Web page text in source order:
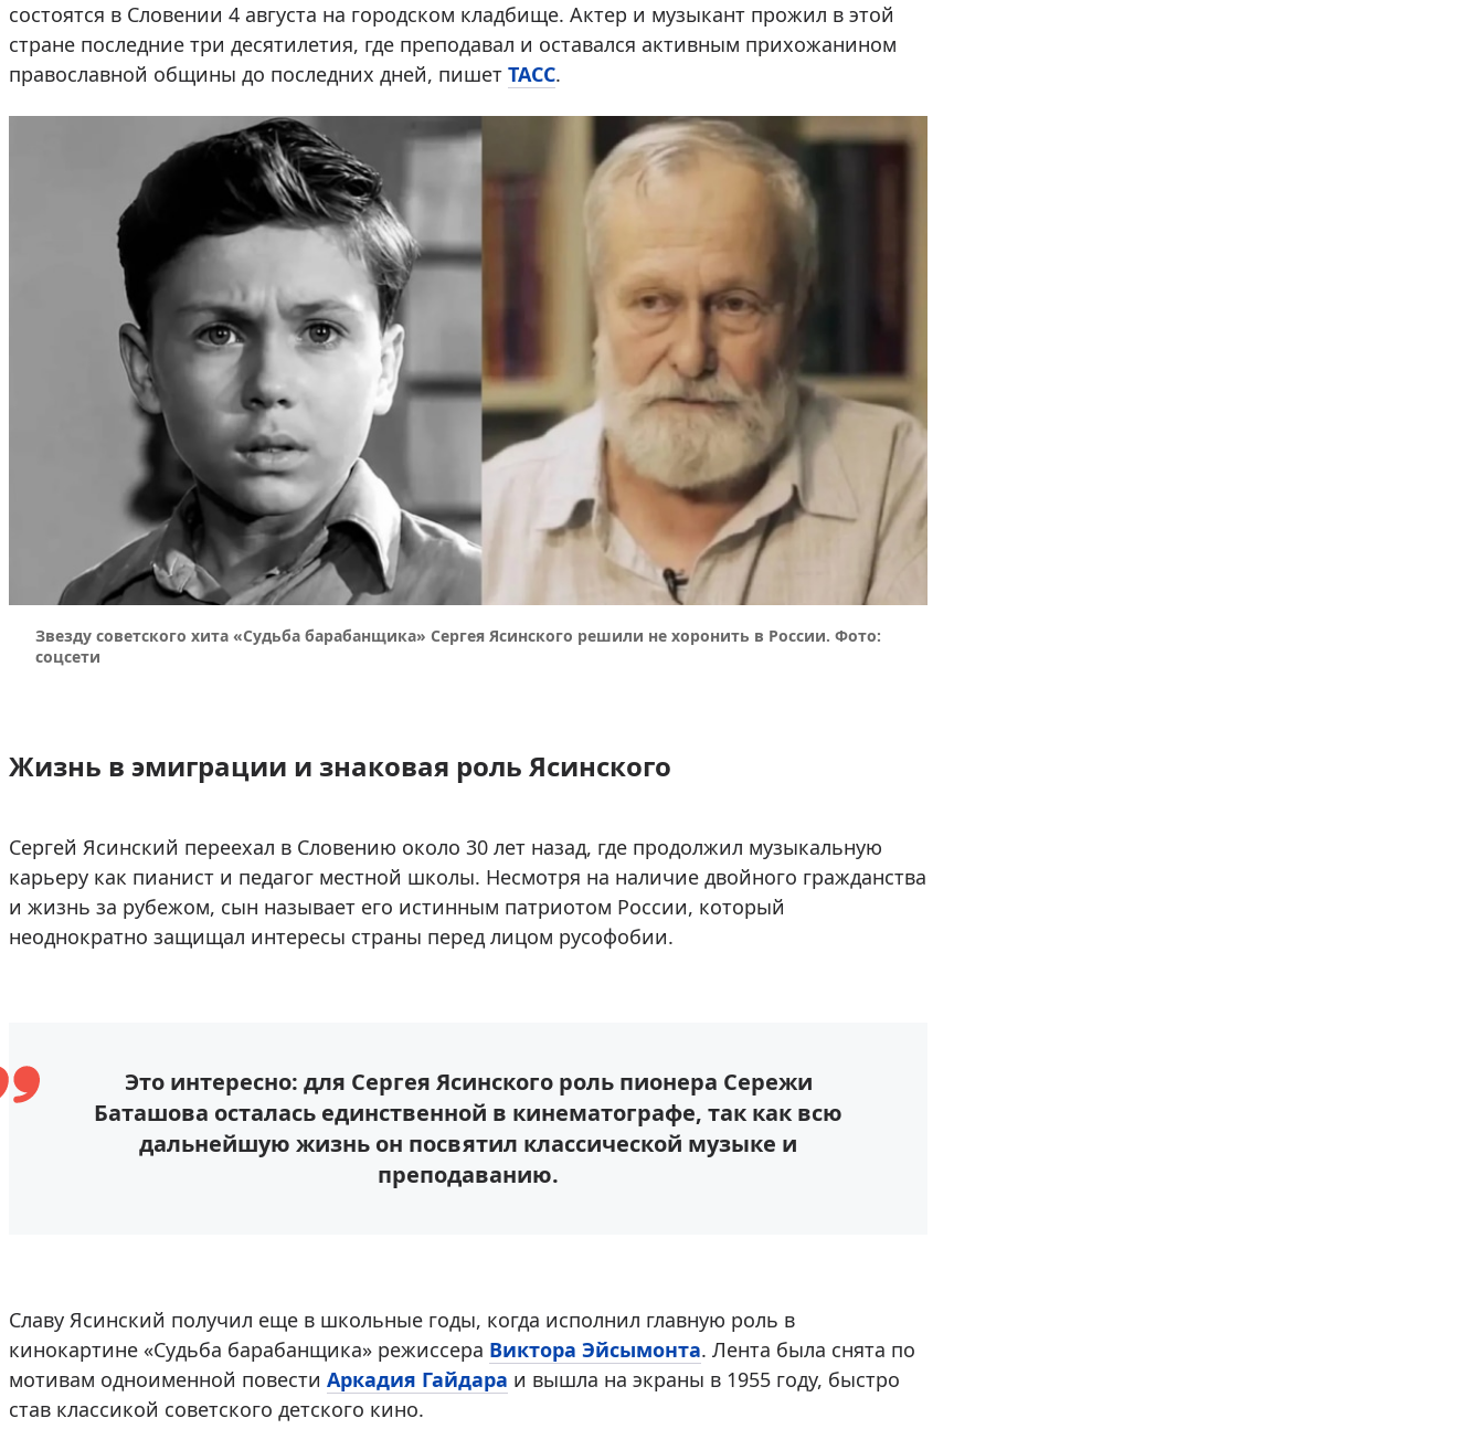
состоятся в Словении 4 августа на городском кладбище. Актер и музыкант прожил в этой
стране последние три десятилетия, где преподавал и оставался активным прихожанином
православной общины до последних дней, пишет ТАСС.
Звезду советского хита «Судьба барабанщика» Сергея Ясинского решили не хоронить в России. Фото:
соцсети
Жизнь в эмиграции и знаковая роль Ясинского
Сергей Ясинский переехал в Словению около 30 лет назад, где продолжил музыкальную
карьеру как пианист и педагог местной школы. Несмотря на наличие двойного гражданства
и жизнь за рубежом, сын называет его истинным патриотом России, который
неоднократно защищал интересы страны перед лицом русофобии.
Это интересно: для Сергея Ясинского роль пионера Сережи
Баташова осталась единственной в кинематографе, так как всю
дальнейшую жизнь он посвятил классической музыке и
преподаванию.
Славу Ясинский получил еще в школьные годы, когда исполнил главную роль в
кинокартине «Судьба барабанщика» режиссера Виктора Эйсымонта. Лента была снята по
мотивам одноименной повести Аркадия Гайдара и вышла на экраны в 1955 году, быстро
став классикой советского детского кино.